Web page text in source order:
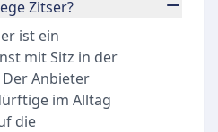
Zitser?
ist ein
mit Sitz in der
Der Anbieter
im Alltag
die